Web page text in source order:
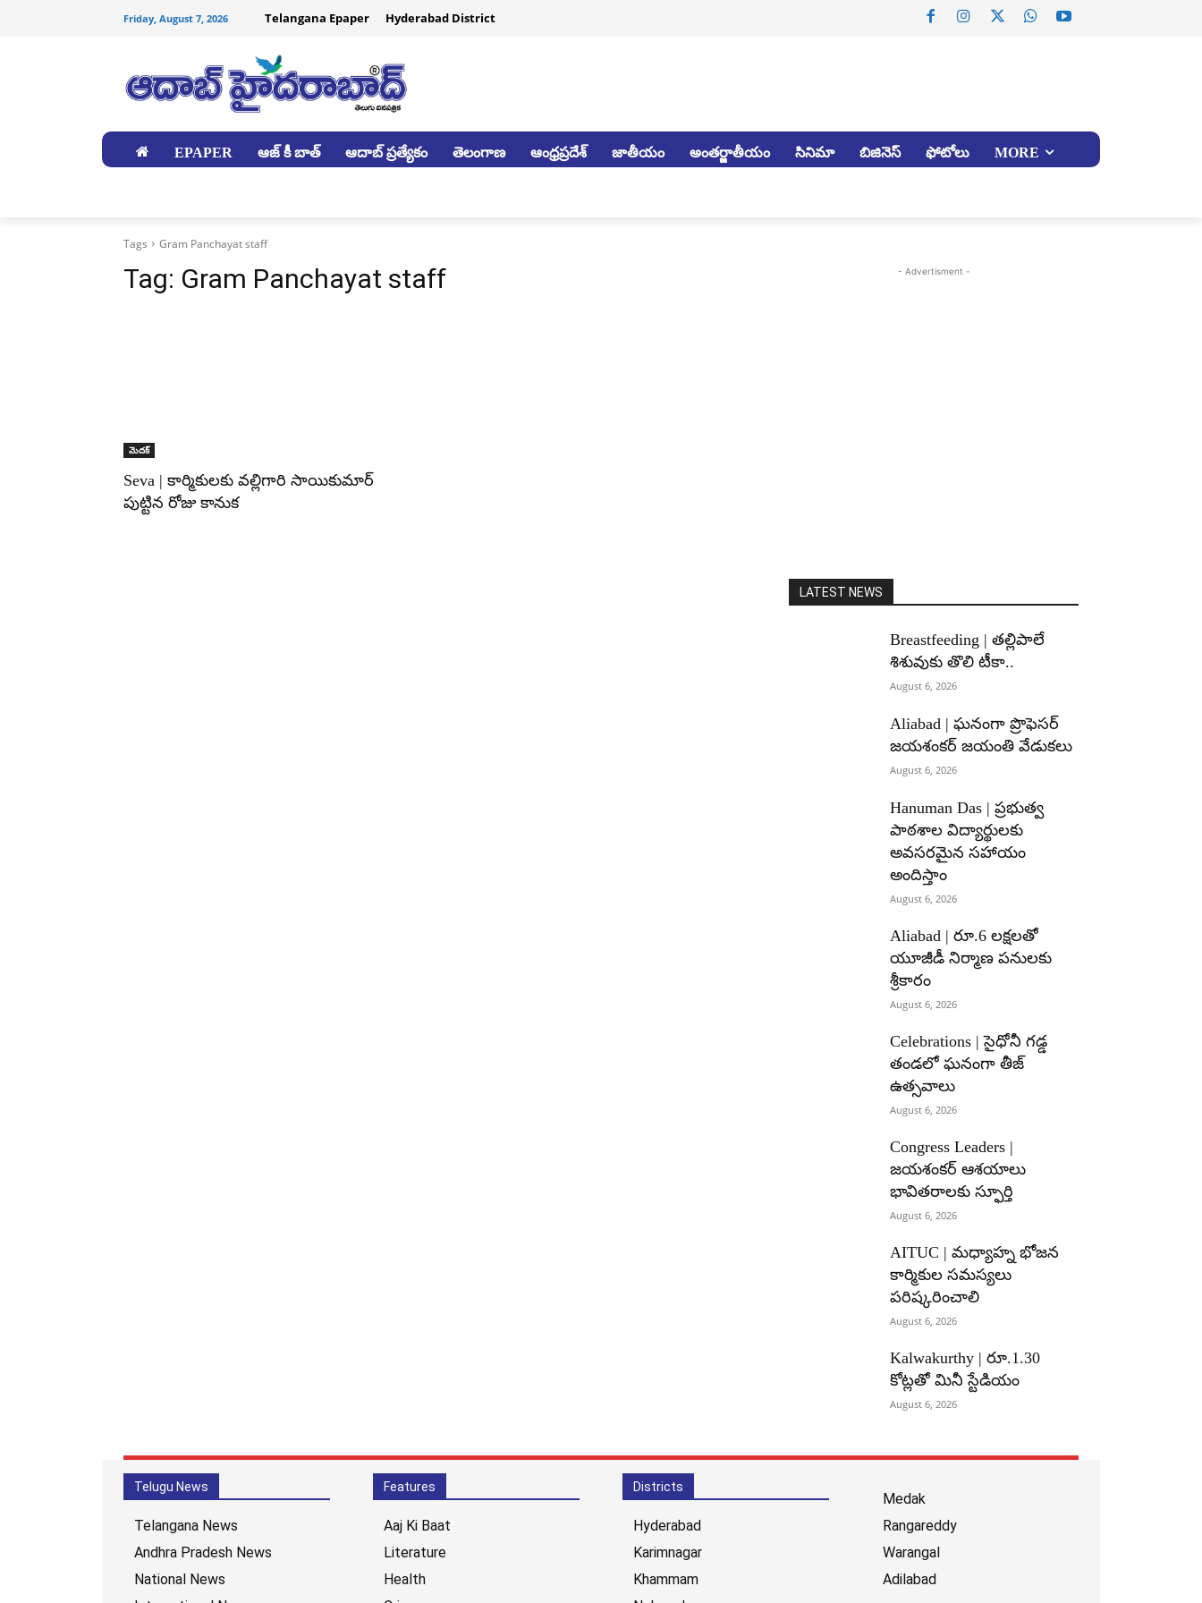
Friday, August 7, 2026 Telangana Epaper Hyderabad District
EPAPER ఆజ్ కీ బాత్ ఆదాబ్ ప్రత్యేకం తెలంగాణ ఆంధ్రప్రదేశ్ జాతీయం అంతర్జాతీయం సినిమా బిజినెస్ ఫోటోలు MORE
Tags Gram Panchayat staff
Tag: Gram Panchayat staff
మెదక్‌
Seva | కార్మికులకు వల్లిగారి సాయికుమార్
పుట్టిన రోజు కానుక
- Advertisment -
LATEST NEWS
Breastfeeding | తల్లిపాలే
శిశువుకు తొలి టీకా..
August 6, 2026
Aliabad | ఘనంగా ప్రొఫెసర్
జయశంకర్ జయంతి వేడుకలు
August 6, 2026
Hanuman Das | ప్రభుత్వ
పాఠశాల విద్యార్థులకు
అవసరమైన సహాయం
అందిస్తాం
August 6, 2026
Aliabad | రూ.6 లక్షలతో
యూజీడీ నిర్మాణ పనులకు
శ్రీకారం
August 6, 2026
Celebrations | సైధోనీ గడ్డ
తండలో ఘనంగా తీజ్
ఉత్సవాలు
August 6, 2026
Congress Leaders |
జయశంకర్ ఆశయాలు
భావితరాలకు స్ఫూర్తి
August 6, 2026
AITUC | మధ్యాహ్న భోజన
కార్మికుల సమస్యలు
పరిష్కరించాలి
August 6, 2026
Kalwakurthy | రూ.1.30
కోట్లతో మినీ స్టేడియం
August 6, 2026
Telugu News
Telangana News
Andhra Pradesh News
National News
Features
Aaj Ki Baat
Literature
Health
Districts
Hyderabad
Karimnagar
Khammam
Medak
Rangareddy
Warangal
Adilabad